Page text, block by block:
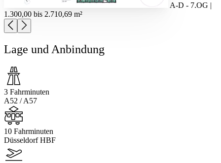
A-D - 7.OG |
1.300,00 bis 2.710,69 m²
Lage und Anbindung
3 Fahrminuten
A52 / A57
10 Fahrminuten
Düsseldorf HBF